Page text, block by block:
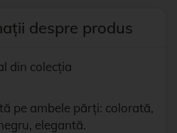
despre produs
din colecția
pe ambele părți: colorată,
elegantă.